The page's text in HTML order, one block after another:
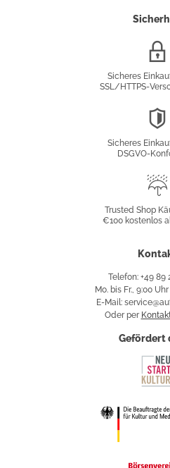
Sicheres
SSL/HTTPS-
Sicheres
DSGVO-
Trusted Shop
€100 kostenlos
Telefon: +49 89
Mo. bis Fr., 9:00
E-Mail:
Oder per
Gefördert